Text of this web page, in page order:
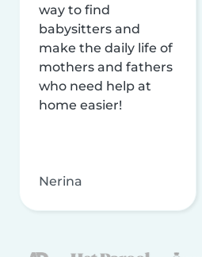
way to find
babysitters and
make the daily life of
mothers and fathers
who need help at
home easier!
Nerina